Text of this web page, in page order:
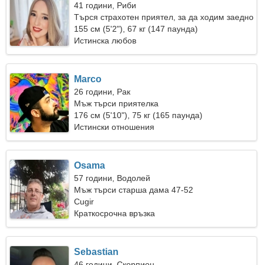
41 години, Риби
Търся страхотен приятел, за да ходим заедно
155 см (5'2"), 67 кг (147 паунда)
Истинска любов
Marco
26 години, Рак
Мъж търси приятелка
176 см (5'10"), 75 кг (165 паунда)
Истински отношения
Osama
57 години, Водолей
Мъж търси старша дама 47-52
Cugir
Краткосрочна връзка
Sebastian